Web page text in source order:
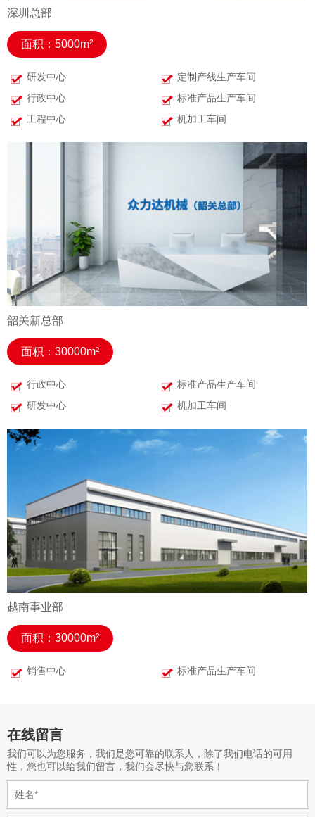
深圳总部
面积：5000m²
研发中心
定制产线生产车间
行政中心
标准产品生产车间
工程中心
机加工车间
韶关新总部
面积：30000m²
行政中心
标准产品生产车间
研发中心
机加工车间
越南事业部
面积：30000m²
销售中心 标准产品生产车间
在线留言
我们可以为您服务，我们是您可靠的联系人，除了我们电话的可用
性，您也可以给我们留言，我们会尽快与您联系！